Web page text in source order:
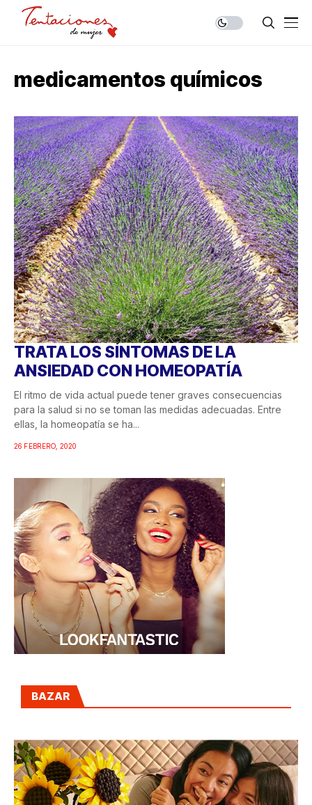
medicamentos químicos
TRATA LOS SÍNTOMAS DE LA
ANSIEDAD CON HOMEOPATÍA
El ritmo de vida actual puede tener graves consecuencias
para la salud si no se toman las medidas adecuadas. Entre
ellas, la homeopatía se ha...
26 FEBRERO, 2020
BAZAR